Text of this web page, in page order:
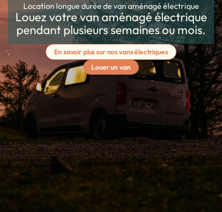
Location longue durée de van aménagé électrique
Louez votre van aménagé électrique
pendant plusieurs semaines ou mois.
En savoir plus sur nos vans électriques
Louer un van